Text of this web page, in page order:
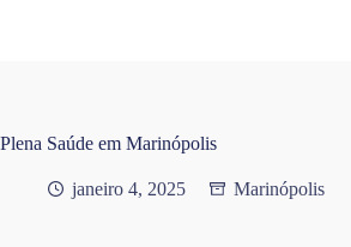
Plena Saúde em Marinópolis
janeiro 4, 2025 Marinópolis